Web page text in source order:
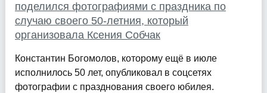
поделился фотографиями с праздника по
случаю своего 50-летния, который
организовала Ксения Собчак
Константин Богомолов, которому ещё в июле
исполнилось 50 лет, опубликовал в соцсетях
фотографии с празднования своего юбилея.